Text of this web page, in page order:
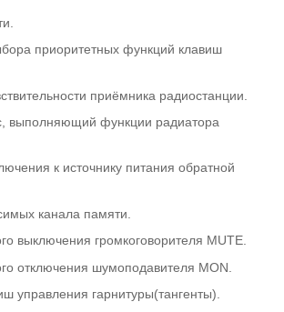
приоритетных функций клавиш
приёмника радиостанции.
выполняющий функции радиатора
к источнику питания обратной
канала памяти.
выключения громкоговорителя MUTE.
отключения шумоподавителя MON.
управления гарнитуры(тангенты).